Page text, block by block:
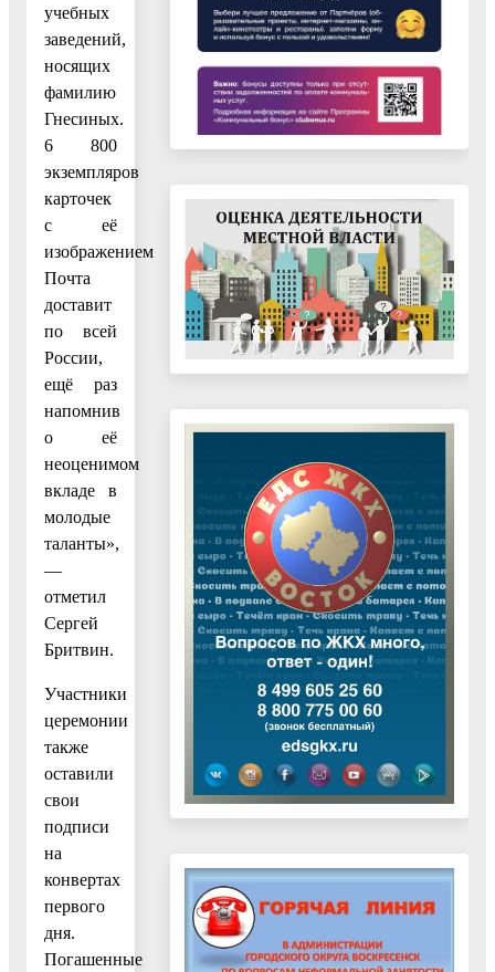
учебных
заведений,
носящих
фамилию
Гнесиных.
6 800
экземпляров
карточек
с её
изображением
Почта
доставит
по всей
России,
ещё раз
напомнив
о её
неоценимом
вкладе в
молодые
таланты»,
—
отметил
Сергей
Бритвин.
Участники
церемонии
также
оставили
свои
подписи
на
конвертах
первого
дня.
Погашенные